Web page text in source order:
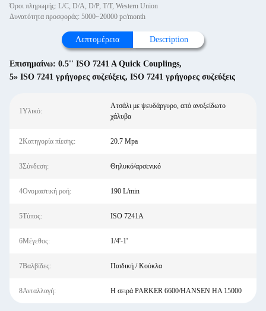
Όροι πληρωμής: L/C, D/A, D/P, T/T, Western Union
Δυνατότητα προσφοράς: 5000~20000 pc/month
Λεπτομέρεια Description
Επισημαίνω: 0.5'' ISO 7241 A Quick Couplings,
5» ISO 7241 γρήγορες συζεύξεις, ISO 7241 γρήγορες συζεύξεις
1Υλικό:
Ατσάλι με ψευδάργυρο, από ανοξείδωτο
χάλυβα
2Κατηγορία πίεσης: 20.7 Mpa
3Σύνδεση: Θηλυκό/αρσενικό
4Ονομαστική ροή: 190 L/min
5Τύπος: ISO 7241Α
6Μέγεθος: 1/4'-1'
7Βαλβίδες: Παιδική / Κούκλα
8Ανταλλαγή: Η σειρά PARKER 6600/HANSEN HA 15000